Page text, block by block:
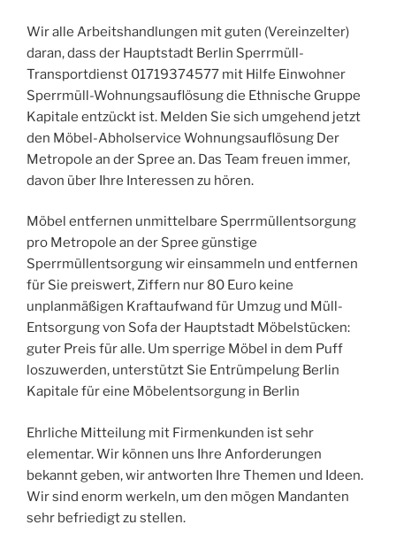
Wir alle Arbeitshandlungen mit guten (Vereinzelter)
daran, dass der Hauptstadt Berlin Sperrmüll-
Transportdienst 01719374577 mit Hilfe Einwohner
Sperrmüll-Wohnungsauflösung die Ethnische Gruppe
Kapitale entzückt ist. Melden Sie sich umgehend jetzt
den Möbel-Abholservice Wohnungsauflösung Der
Metropole an der Spree an. Das Team freuen immer,
davon über Ihre Interessen zu hören.
Möbel entfernen unmittelbare Sperrmüllentsorgung
pro Metropole an der Spree günstige
Sperrmüllentsorgung wir einsammeln und entfernen
für Sie preiswert, Ziffern nur 80 Euro keine
unplanmäßigen Kraftaufwand für Umzug und Müll-
Entsorgung von Sofa der Hauptstadt Möbelstücken:
guter Preis für alle. Um sperrige Möbel in dem Puff
loszuwerden, unterstützt Sie Entrümpelung Berlin
Kapitale für eine Möbelentsorgung in Berlin
Ehrliche Mitteilung mit Firmenkunden ist sehr
elementar. Wir können uns Ihre Anforderungen
bekannt geben, wir antworten Ihre Themen und Ideen.
Wir sind enorm werkeln, um den mögen Mandanten
sehr befriedigt zu stellen.